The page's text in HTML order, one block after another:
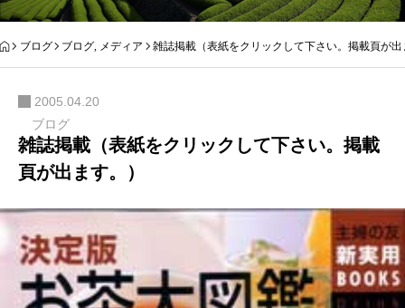
ブログ ブログ, メディア 雑誌掲載（表紙をクリックして下さい。掲載頁が
2005.04.20
ブログ
雑誌掲載（表紙をクリックして下さい。掲載
頁が出ます。）